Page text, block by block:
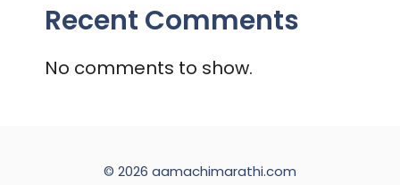
Recent Comments
No comments to show.
© 2026 aamachimarathi.com